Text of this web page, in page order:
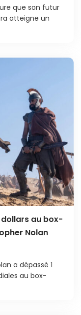
que son futur
atteigne un
dollars au box-
Nolan
a dépassé 1
au box-